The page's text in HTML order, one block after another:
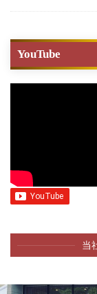
YouTube
当